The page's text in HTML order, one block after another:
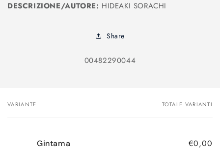
DESCRIZIONE/AUTORE: HIDEAKI SORACHI
Share
SKU:
00482290044
Il
VARIANTE TOTALE VARIANTI
Gintama €0,00